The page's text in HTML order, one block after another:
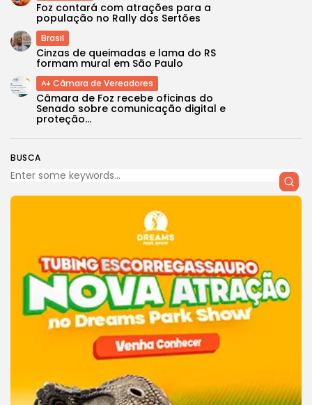
BUSCA
Foz contará com atrações para a
população no Rally dos Sertões
Brasil
Cinzas de queimadas e lama do RS
formam mural em São Paulo
Câmara de Vereadores
Câmara de Foz recebe oficinas do
Senado sobre comunicação digital e
proteção...